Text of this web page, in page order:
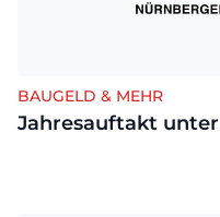
BAUGELD & MEHR
Jahresauftakt